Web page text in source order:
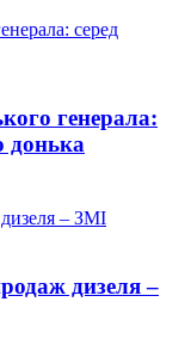
генерала:
донька
дизеля –